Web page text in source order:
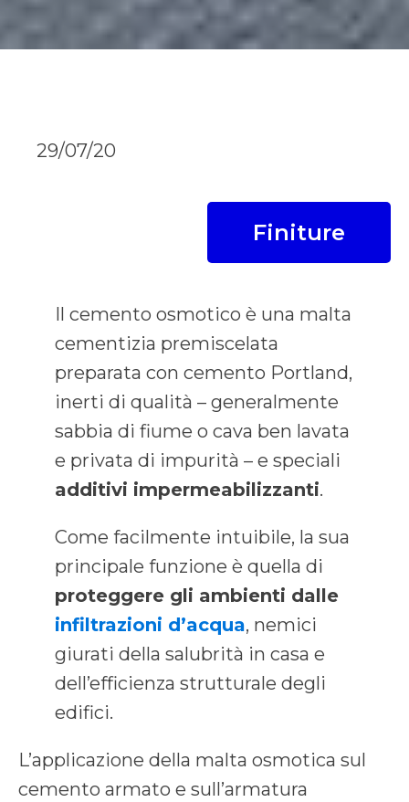
29/07/20
Finiture
Il cemento osmotico è una malta
cementizia premiscelata
preparata con cemento Portland,
inerti di qualità – generalmente
sabbia di fiume o cava ben lavata
e privata di impurità – e speciali
additivi impermeabilizzanti.
Come facilmente intuibile, la sua
principale funzione è quella di
proteggere gli ambienti dalle
infiltrazioni d’acqua, nemici
giurati della salubrità in casa e
dell’efficienza strutturale degli
edifici.
L’applicazione della malta osmotica sul
cemento armato e sull’armatura